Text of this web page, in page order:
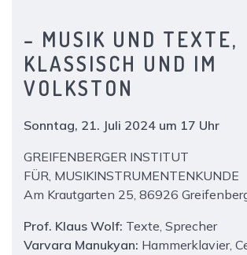
– MUSIK UND TEXTE,
KLASSISCH UND IM
VOLKSTON
Sonntag, 21. Juli 2024 um 17 Uhr
GREIFENBERGER INSTITUT
FÜR, MUSIKINSTRUMENTENKUNDE
Am Krautgarten 25, 86926
Prof. Klaus Wolf: Texte, Sprecher
Varvara Manukyan: Hammerklavier,